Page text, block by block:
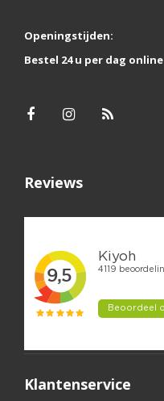
Openingstijden:
Bestel 24 u per dag online
Reviews
Klantenservice